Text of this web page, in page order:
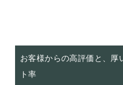
お客様からの高評価と、厚
ト率